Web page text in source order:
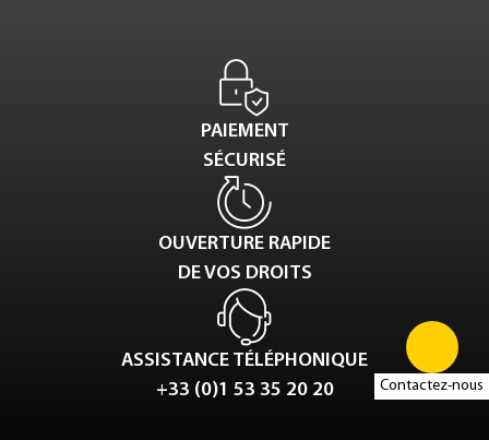
Contactez-nous
PAIEMENT
SÉCURISÉ
OUVERTURE RAPIDE
DE VOS DROITS
ASSISTANCE TÉLÉPHONIQUE
+33 (0)1 53 35 20 20